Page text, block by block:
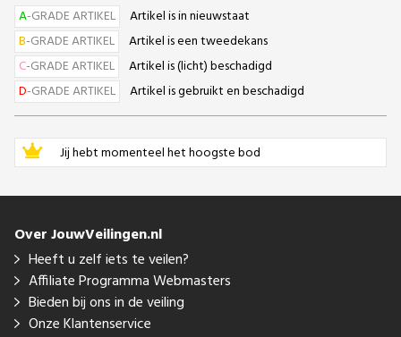
A-GRADE ARTIKEL
Artikel is in nieuwstaat
B-GRADE ARTIKEL
Artikel is een tweedekans
C-GRADE ARTIKEL
Artikel is (licht) beschadigd
D-GRADE ARTIKEL Artikel is gebruikt en beschadigd
Jij hebt momenteel het hoogste bod
Over JouwVeilingen.nl
Heeft u zelf iets te veilen?
Affiliate Programma Webmasters
Bieden bij ons in de veiling
Onze Klantenservice